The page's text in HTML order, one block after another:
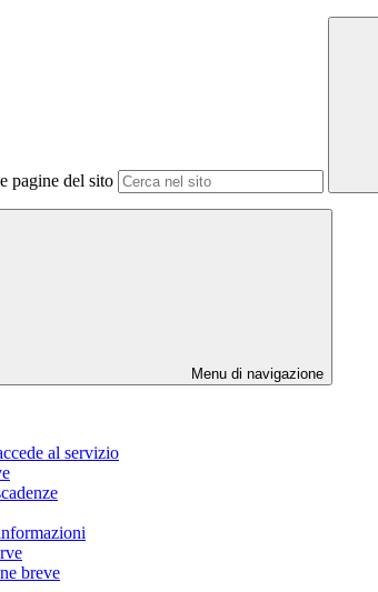
pagine del sito
Menu di navigazione
al servizio
breve